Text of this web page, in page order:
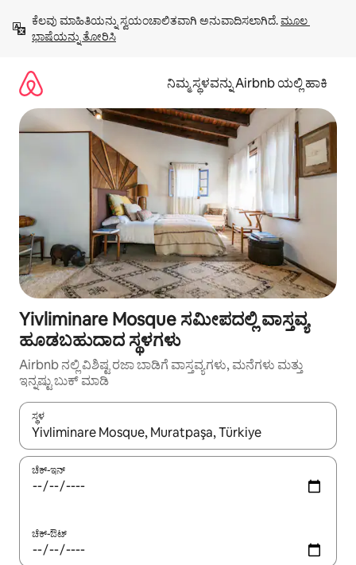
ಹೋಗಿ
ಕೆಲವು ಮಾಹಿತಿಯನ್ನು ಸ್ವಯಂಚಾಲಿತವಾಗಿ ಅನುವಾದಿಸಲಾಗಿದೆ. ಮೂಲ
ಭಾಷೆಯನ್ನು ತೋರಿಸಿ
ನಿಮ್ಮ ಸ್ಥಳವನ್ನು Airbnb ಯಲ್ಲಿ ಹಾಕಿ
Yivliminare Mosque ಸಮೀಪದಲ್ಲಿ ವಾಸ್ತವ್ಯ
ಹೂಡಬಹುದಾದ ಸ್ಥಳಗಳು
Airbnb ನಲ್ಲಿ ವಿಶಿಷ್ಟ ರಜಾ ಬಾಡಿಗೆ ವಾಸ್ತವ್ಯಗಳು, ಮನೆಗಳು ಮತ್ತು
ಇನ್ನಷ್ಟು ಬುಕ್ ಮಾಡಿ
ಸ್ಥಳ
ಫಲಿತಾಂಶಗಳು ಲಭ್ಯವಿರುವಾಗ, ಅಪ್ ಮತ್ತು ಡೌನ್ ಬಾಣದ ಕೀಲಿಗಳೊಂದಿಗೆ
ಚೆಕ್-ಇನ್
ಚೆಕ್-ಔಟ್